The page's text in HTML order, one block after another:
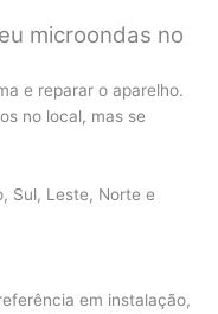
microondas no
e reparar o aparelho.
no local, mas se
Sul, Leste, Norte e
em instalação,